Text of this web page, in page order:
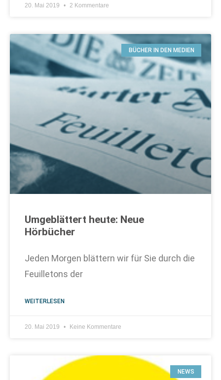
20. Mai 2019 2 Kommentare
BÜCHER IN DEN MEDIEN
Umgeblättert heute: Neue
Hörbücher
Jeden Morgen blättern wir für Sie durch die
Feuilletons der
WEITERLESEN
20. Mai 2019 Keine Kommentare
NEWS